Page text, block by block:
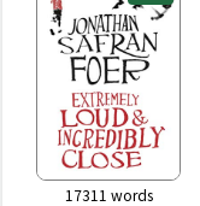
17311 words